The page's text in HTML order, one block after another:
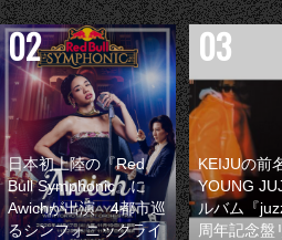
日本初上陸の『Red
Bull Symphonic』に
Awichが出演 4都市巡
るシンフォニックライ
KEIJUの前
YOUNG
ルバム『
周年記念盤